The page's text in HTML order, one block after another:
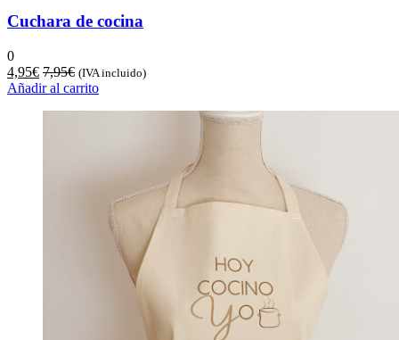
Cuchara de cocina
0
4,95€ 7,95€ (IVA incluido)
Añadir al carrito